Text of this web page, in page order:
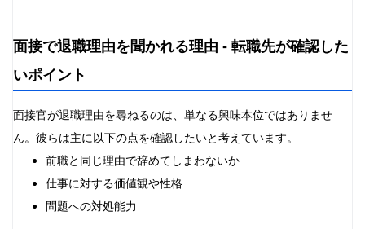
面接で退職理由を聞かれる理由 - 転職先が確認した
いポイント
面接官が退職理由を尋ねるのは、単なる興味本位ではありませ
ん。彼らは主に以下の点を確認したいと考えています。
前職と同じ理由で辞めてしまわないか
仕事に対する価値観や性格
問題への対処能力